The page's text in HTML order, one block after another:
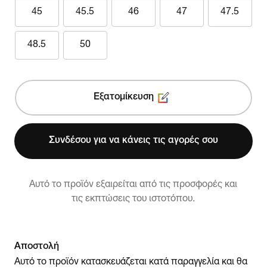
45 45.5 46 47 47.5
48.5 50
Εξατομίκευση
Συνδέσου για να κάνεις τις αγορές σου
Αυτό το προϊόν εξαιρείται από τις προσφορές και
τις εκπτώσεις του ιστοτόπου.
Αποστολή
Αυτό το προϊόν κατασκευάζεται κατά παραγγελία και θα